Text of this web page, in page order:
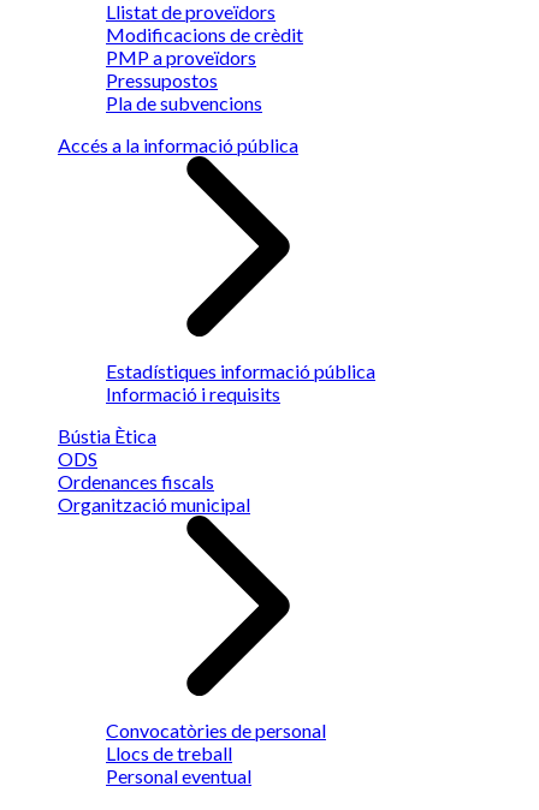
Llistat de proveïdors
Modificacions de crèdit
PMP a proveïdors
Pressupostos
Pla de subvencions
Accés a la informació pública
Estadístiques informació pública
Informació i requisits
Bústia Ètica
ODS
Ordenances fiscals
Organització municipal
Convocatòries de personal
Llocs de treball
Personal eventual